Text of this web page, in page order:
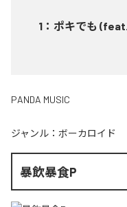
1 ： ポキでも
PANDA MUSIC
ジャンル： ボーカロイド
暴飲暴食P